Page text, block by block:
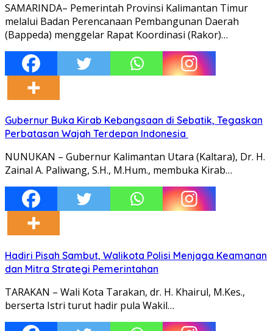
SAMARINDA– Pemerintah Provinsi Kalimantan Timur
melalui Badan Perencanaan Pembangunan Daerah
(Bappeda) menggelar Rapat Koordinasi (Rakor)…
Gubernur Buka Kirab Kebangsaan di Sebatik, Tegaskan
Perbatasan Wajah Terdepan Indonesia
NUNUKAN – Gubernur Kalimantan Utara (Kaltara), Dr. H.
Zainal A. Paliwang, S.H., M.Hum., membuka Kirab…
Hadiri Pisah Sambut, Walikota Polisi Menjaga Keamanan
dan Mitra Strategi Pemerintahan
TARAKAN – Wali Kota Tarakan, dr. H. Khairul, M.Kes.,
berserta Istri turut hadir pula Wakil…